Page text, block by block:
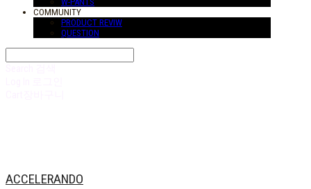
COMMUNITY
PRODUCT REVIW
QUESTION
ACCELERANDO